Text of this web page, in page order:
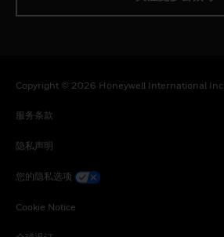
Copyright © 2026 Honeywell International Inc
服务条款
隐私声明
您的隐私选项
Cookie Notice